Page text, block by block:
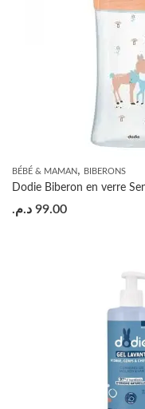
BÉBÉ & MAMAN, BIBERONS
Dodie Biberon en verre
99.00 د.م.